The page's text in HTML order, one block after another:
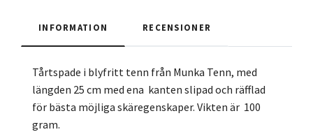
INFORMATION RECENSIONER
Tårtspade i blyfritt tenn från Munka Tenn, med
längden 25 cm med ena kanten slipad och räfflad
för bästa möjliga skäregenskaper. Vikten är 100
gram.